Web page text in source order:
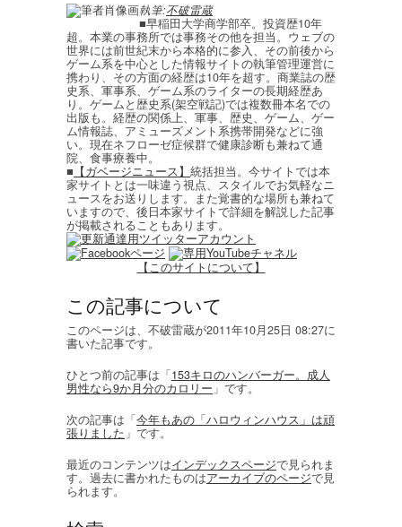
執筆:不破雷蔵
■早稲田大学商学部卒。投資歴10年
超。本業の事務所では事務その他を担当。ウェブの
世界には前世紀末から本格的に参入、その前後から
ゲーム系を中心とした情報サイトの執筆管理運営に
携わり、その方面の経歴は10年を超す。商業誌の歴
史系、軍事系、ゲーム系のライターの長期経歴あ
り。ゲームと歴史系(架空戦記)では複数冊本名での
出版も。経歴の関係上、軍事、歴史、ゲーム、ゲー
ム情報誌、アミューズメント系携帯開発などに強
い。現在ネフローゼ症候群で健康診断も兼ねて通
院、食事療養中。
■ 【ガベージニュース】 統括担当。今サイトでは本
家サイトとは一味違う視点、スタイルでお気軽なニ
ュースをお送りします。また覚書的な場所も兼ねて
いますので、後日本家サイトで詳細を解説した記事
が掲載されることもあります。
【このサイトについて】
この記事について
このページは、不破雷蔵が2011年10月25日 08:27に
書いた記事です。
ひとつ前の記事は「153キロのハンバーガー。成人
男性なら9か月分のカロリー 」です。
次の記事は「今年もあの「ハロウィンハウス」は頑
張りました 」です。
最近のコンテンツはインデックスページで見られま
す。過去に書かれたものはアーカイブのページで見
られます。